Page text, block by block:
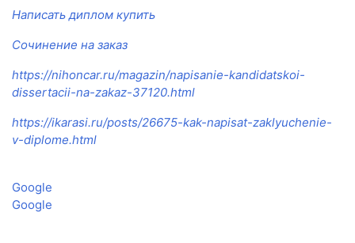
Написать диплом купить
Сочинение на заказ
https://nihoncar.ru/magazin/napisanie-kandidatskoi-
dissertacii-na-zakaz-37120.html
https://ikarasi.ru/posts/26675-kak-napisat-zaklyuchenie-
v-diplome.html
Google
Google